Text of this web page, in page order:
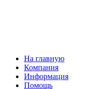
На главную
Компания
Информация
Помощь